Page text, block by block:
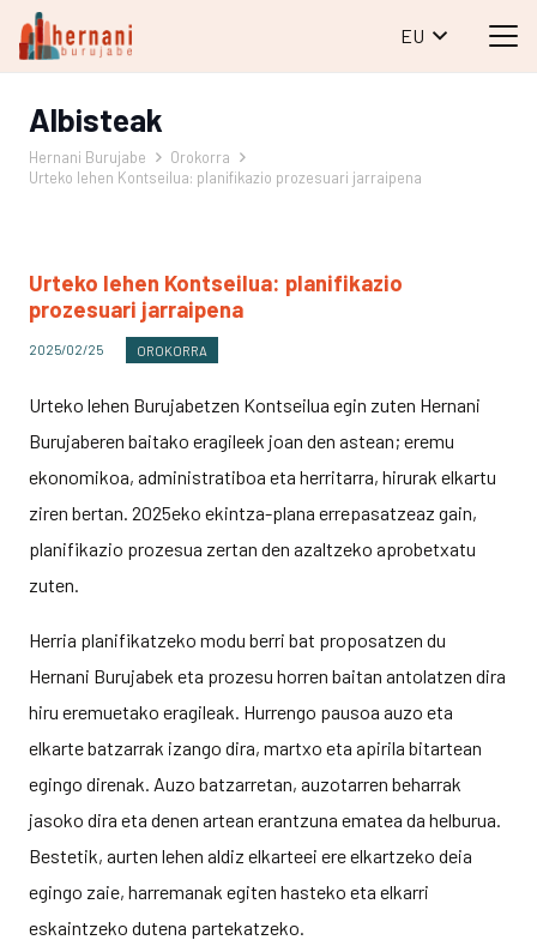
EU
Albisteak
Hernani Burujabe
Orokorra
Urteko lehen Kontseilua: planifikazio prozesuari jarraipena
Urteko lehen Kontseilua: planifikazio
prozesuari jarraipena
2025/02/25 OROKORRA
Urteko lehen Burujabetzen Kontseilua egin zuten Hernani
Burujaberen baitako eragileek joan den astean; eremu
ekonomikoa, administratiboa eta herritarra, hirurak elkartu
ziren bertan. 2025eko ekintza-plana errepasatzeaz gain,
planifikazio prozesua zertan den azaltzeko aprobetxatu
zuten.
Herria planifikatzeko modu berri bat proposatzen du
Hernani Burujabek eta prozesu horren baitan antolatzen dira
hiru eremuetako eragileak. Hurrengo pausoa auzo eta
elkarte batzarrak izango dira, martxo eta apirila bitartean
egingo direnak. Auzo batzarretan, auzotarren beharrak
jasoko dira eta denen artean erantzuna ematea da helburua.
Bestetik, aurten lehen aldiz elkarteei ere elkartzeko deia
egingo zaie, harremanak egiten hasteko eta elkarri
eskaintzeko dutena partekatzeko.